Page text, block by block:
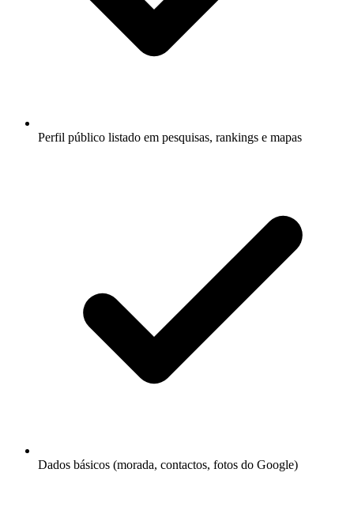
Perfil público listado em pesquisas, rankings e mapas
Dados básicos (morada, contactos, fotos do Google)